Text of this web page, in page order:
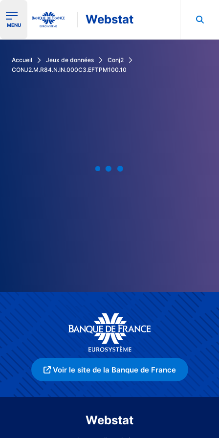
Ouvrir le menu de navigation
MENU Webstat
Accueil Jeux de données
Conj2
CONJ2.M.R84.N.IN.000C3.EFTPM100.10
Voir le site de la Banque de France
Webstat